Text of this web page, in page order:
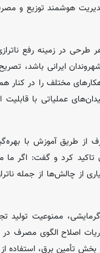
هوشمند توزیع و
طرحی در زمینه رفع
ایرانی باشد، تصریح
مختلف را در کنار
عملیاتی با
از طریق آموزش با
تاکید کرد و گفت: اگر
از چالش‌ها از جمله
ممنوعیت تولید
اصلاح الگوی مصرف
بخش تأمین برق، استفاده